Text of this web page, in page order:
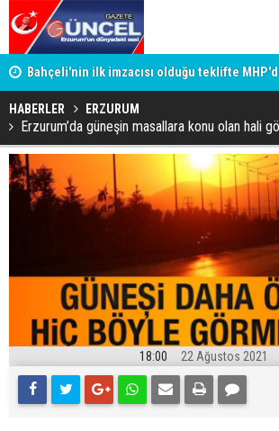
Bahçeli'nin ilk imzacısı olduğu teklifte
İşte imzalamayan o isim
HABERLER ERZURUM
Erzurum’da güneşin masallara konu olan hali
18:00 22 Ağustos 2021